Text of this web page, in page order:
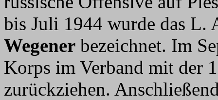
bis Juli 1944 wurde das L.
Wegener bezeichnet. Im
Korps im Verband mit der
zurückziehen.